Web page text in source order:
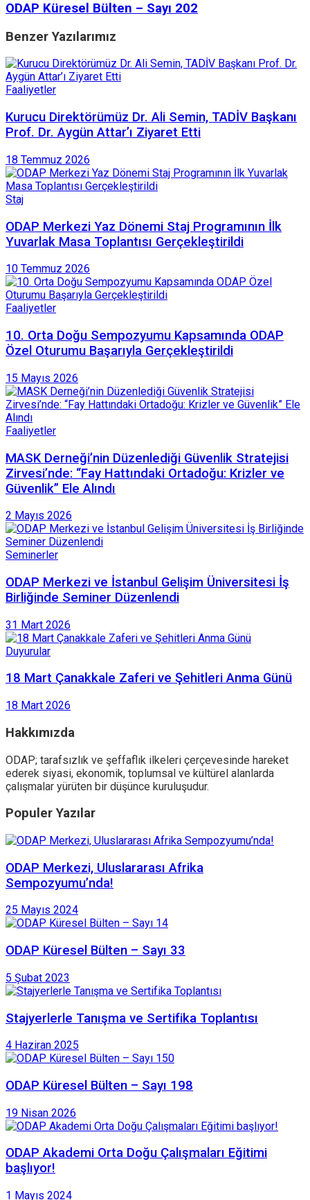
ODAP Küresel Bülten – Sayı 202
BenzerYazılarımız
Faaliyetler
Kurucu Direktörümüz Dr. Ali Semin, TADİV Başkanı
Prof. Dr. Aygün Attar’ı Ziyaret Etti
18 Temmuz 2026
Staj
ODAP Merkezi Yaz Dönemi Staj Programının İlk
Yuvarlak Masa Toplantısı Gerçekleştirildi
10 Temmuz 2026
Faaliyetler
10. Orta Doğu Sempozyumu Kapsamında ODAP
Özel Oturumu Başarıyla Gerçekleştirildi
15 Mayıs 2026
Faaliyetler
MASK Derneği’nin Düzenlediği Güvenlik Stratejisi
Zirvesi’nde: “Fay Hattındaki Ortadoğu: Krizler ve
Güvenlik” Ele Alındı
2 Mayıs 2026
Seminerler
ODAP Merkezi ve İstanbul Gelişim Üniversitesi İş
Birliğinde Seminer Düzenlendi
31 Mart 2026
Duyurular
18 Mart Çanakkale Zaferi ve Şehitleri Anma Günü
18 Mart 2026
Hakkımızda
ODAP; tarafsızlık ve şeffaflık ilkeleri çerçevesinde hareket
ederek siyasi, ekonomik, toplumsal ve kültürel alanlarda
çalışmalar yürüten bir düşünce kuruluşudur.
Populer Yazılar
ODAP Merkezi, Uluslararası Afrika
Sempozyumu’nda!
25 Mayıs 2024
ODAP Küresel Bülten – Sayı 33
5 Şubat 2023
Stajyerlerle Tanışma ve Sertifika Toplantısı
4 Haziran 2025
ODAP Küresel Bülten – Sayı 198
19 Nisan 2026
ODAP Akademi Orta Doğu Çalışmaları Eğitimi
başlıyor!
1 Mayıs 2024